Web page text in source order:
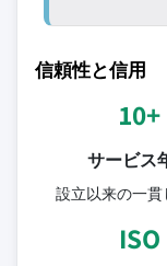
信頼性と信用
10+
サービス
設立以来の一貫
ISO